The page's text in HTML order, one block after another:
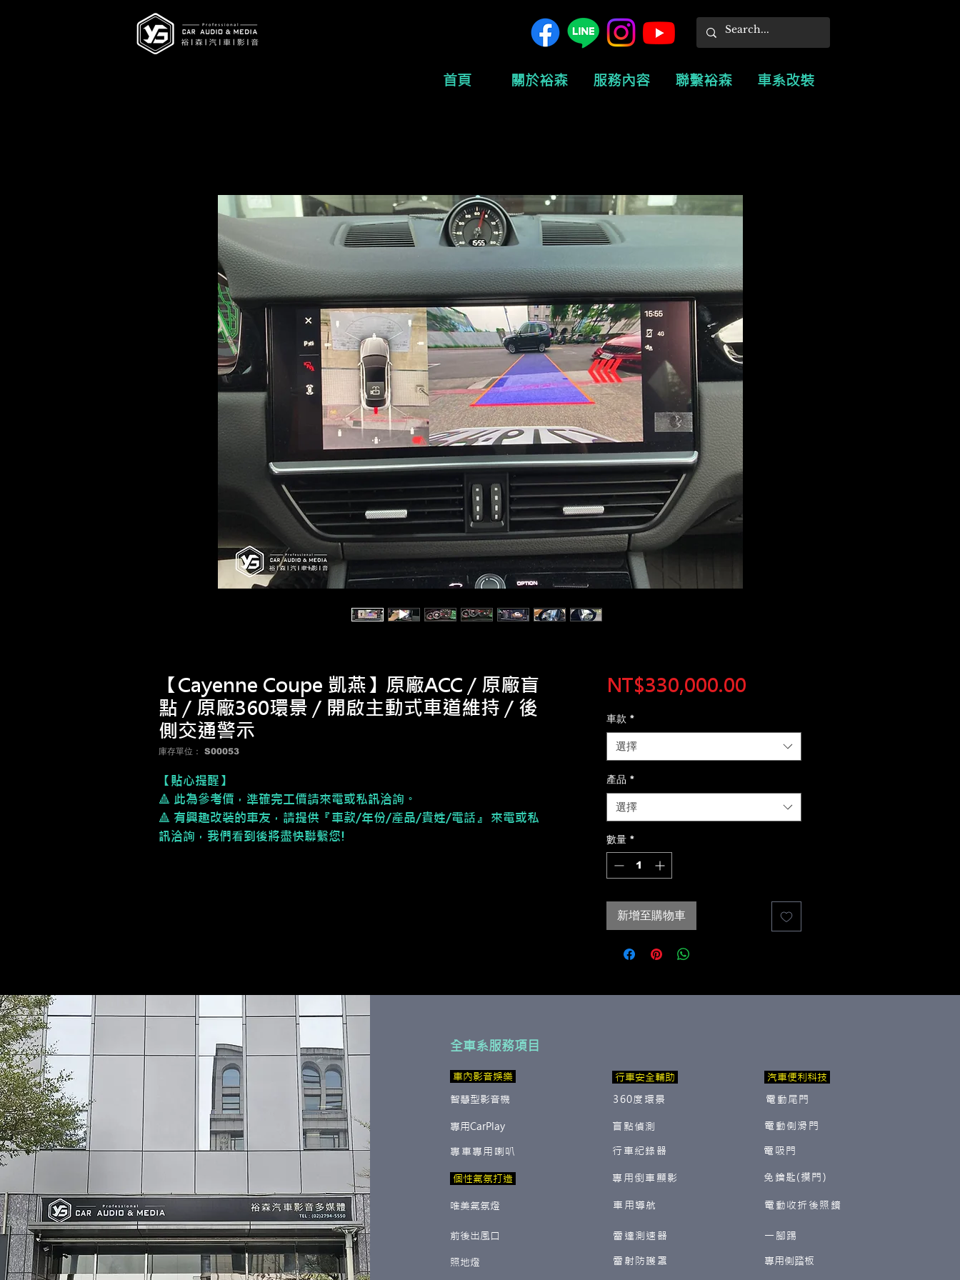
首頁 關於裕森 服務內容 聯繫裕森 車系改裝
【Cayenne Coupe 凱燕】原廠ACC / 原廠盲
點 / 原廠360環景 / 開啟主動式車道維持 / 後
側交通警示
庫存單位： S00053
【貼心提醒】
🔺 此為參考價， 準確完工價請來電或私訊洽詢。
🔺 有興趣改裝的車友，請提供『車款/年份/產品/貴姓/電話』 來電或私
訊洽詢，我們看到後將盡快聯繫您!
NT$330,000.00價
車款 *
選擇
產品 *
選擇
數量 *
新增至購物車
全車系服務項目
​ 車內影音娛樂
智慧型影音機
行車安全輔助
360度環景
專用CarPlay
專車專用喇叭
盲點偵測
行車紀錄器
專用倒車顯影
​ 個性氣氛打造
唯美氣氛燈 車用導航
汽車便利科技
電動尾門
電動側滑門
電吸門
免鑰匙(摸門)
電動收折後照鏡
前後出風口 雷達測速器
照地燈 雷射防護罩
一腳踢
​專用側踏板